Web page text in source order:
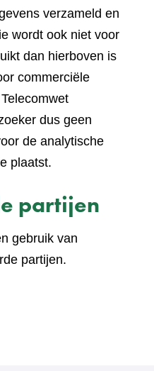
verzameld en
wordt ook niet voor
dan hierboven is
commerciële
dus geen
de analytische
plaatst.
partijen
gebruik van
partijen.